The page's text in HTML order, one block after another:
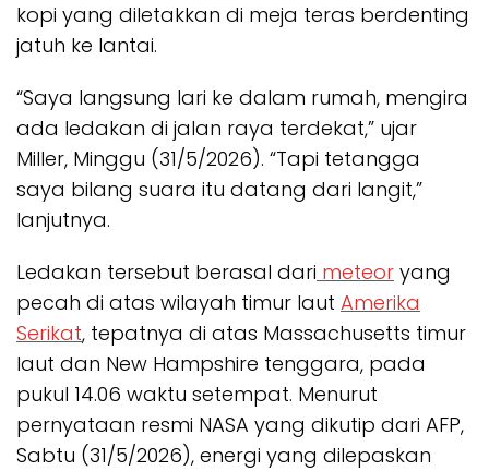
kopi yang diletakkan di meja teras berdenting
jatuh ke lantai.
“Saya langsung lari ke dalam rumah, mengira
ada ledakan di jalan raya terdekat,” ujar
Miller, Minggu (31/5/2026). “Tapi tetangga
saya bilang suara itu datang dari langit,”
lanjutnya.
Ledakan tersebut berasal dari meteor yang
pecah di atas wilayah timur laut Amerika
Serikat, tepatnya di atas Massachusetts timur
laut dan New Hampshire tenggara, pada
pukul 14.06 waktu setempat. Menurut
pernyataan resmi NASA yang dikutip dari AFP,
Sabtu (31/5/2026), energi yang dilepaskan